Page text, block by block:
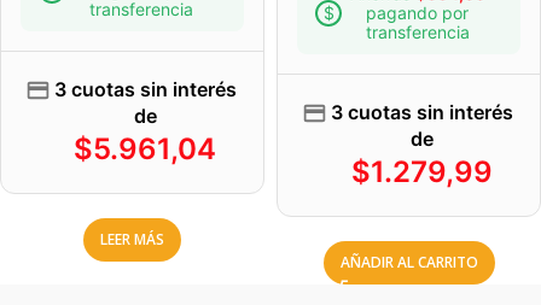
transferencia
3 cuotas sin interés
de
$5.961,04
LEER MÁS
pagando por
transferencia
3 cuotas sin interés
de
$1.279,99
AÑADIR AL CARRITO